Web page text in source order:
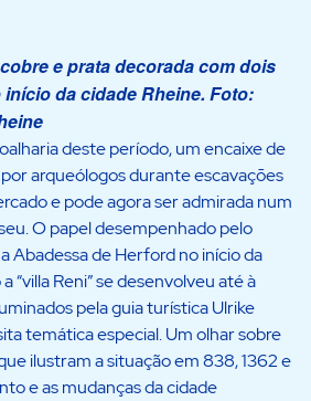
e prata decorada com dois
da cidade Rheine. Foto:
deste período, um encaixe de
arqueólogos durante escavações
e pode agora ser admirada num
O papel desempenhado pelo
Abadessa de Herford no início da
“villa Reni” se desenvolveu até à
pela guia turística Ulrike
temática especial. Um olhar sobre
ilustram a situação em 838, 1362 e
e as mudanças da cidade